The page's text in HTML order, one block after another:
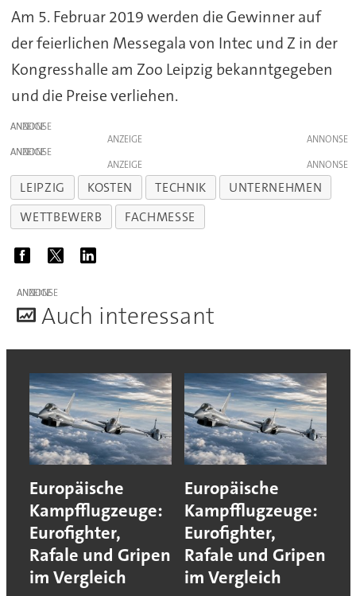
Am 5. Februar 2019 werden die Gewinner auf
der feierlichen Messegala von Intec und Z in der
Kongresshalle am Zoo Leipzig bekanntgegeben
und die Preise verliehen.
ANZEIGE
ANZEIGE
ANZEIGE
ANZEIGE
LEIPZIG KOSTEN TECHNIK
UNTERNEHMEN
WETTBEWERB
FACHMESSE
ANZEIGE
Auch interessant
Europäische
Kampfflugzeuge:
Eurofighter,
Rafale und Gripen
im Vergleich
Europäische
Kampfflugzeuge:
Eurofighter,
Rafale und Gripen
im Vergleich